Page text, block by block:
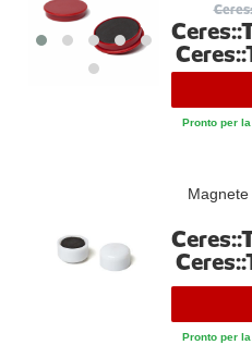
Pronto per
Pronto per